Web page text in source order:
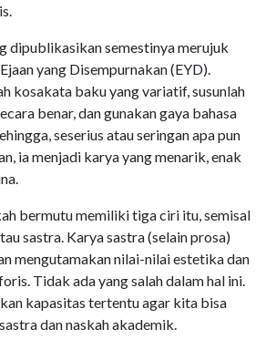
dipublikasikan semestinya merujuk
yang Disempurnakan (EYD).
kosakata baku yang variatif, susunlah
benar, dan gunakan gaya bahasa
seserius atau seringan apa pun
ia menjadi karya yang menarik, enak
bermutu memiliki tiga ciri itu, semisal
sastra. Karya sastra (selain prosa)
mengutamakan nilai-nilai estetika dan
Tidak ada yang salah dalam hal ini.
kapasitas tertentu agar kita bisa
dan naskah akademik.